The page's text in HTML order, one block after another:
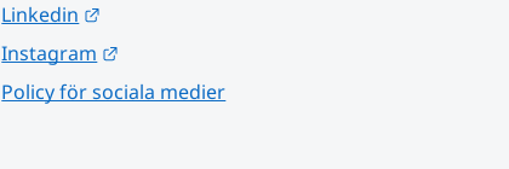
Linkedin
Instagram
Policy för sociala medier